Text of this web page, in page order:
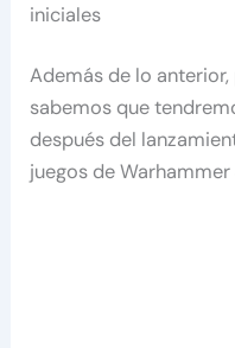
iniciales
Además de lo
sabemos que
después del
juegos de